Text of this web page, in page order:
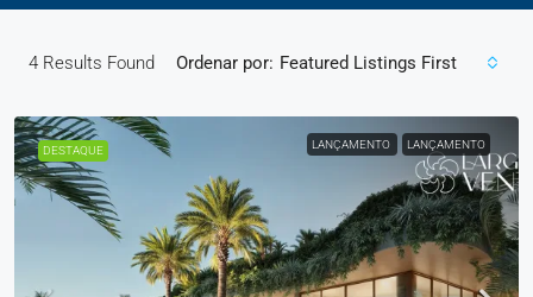
4 Results Found Ordenar por: Featured Listings First
DESTAQUE LANÇAMENTO LANÇAMENTO